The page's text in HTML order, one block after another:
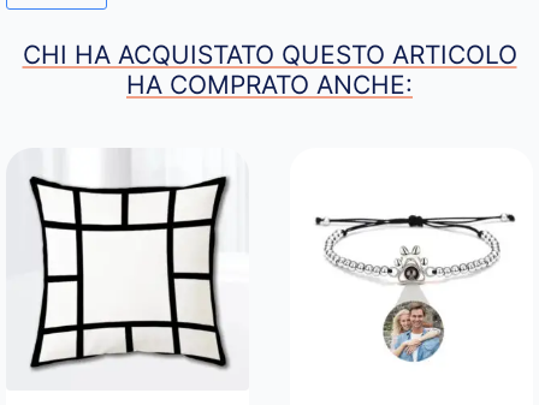
CHI HA ACQUISTATO QUESTO ARTICOLO
HA COMPRATO ANCHE: